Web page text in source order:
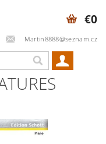
Martin8888@seznam.cz
€0